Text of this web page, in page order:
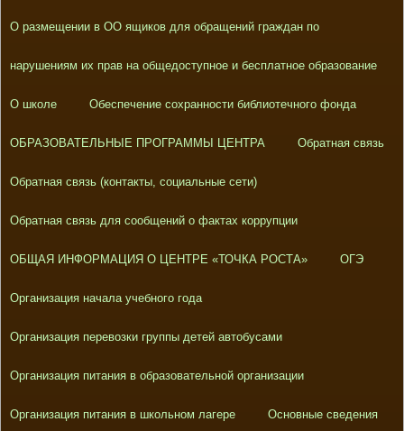
О размещении в ОО ящиков для обращений граждан по
нарушениям их прав на общедоступное и бесплатное образование
О школе Обеспечение сохранности библиотечного фонда
ОБРАЗОВАТЕЛЬНЫЕ ПРОГРАММЫ ЦЕНТРА Обратная связь
Обратная связь (контакты, социальные сети)
Обратная связь для сообщений о фактах коррупции
ОБЩАЯ ИНФОРМАЦИЯ О ЦЕНТРЕ «ТОЧКА РОСТА» ОГЭ
Организация начала учебного года
Организация перевозки группы детей автобусами
Организация питания в образовательной организации
Организация питания в школьном лагере Основные сведения